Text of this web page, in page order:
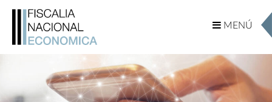
MENÚ
MENÚ